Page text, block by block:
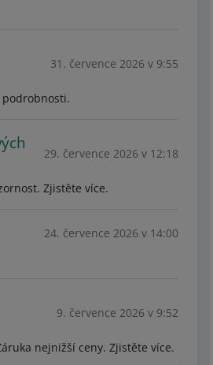
31. července 2026 v 9:55
29. července 2026 v 12:18
Zjistěte více.
24. července 2026 v 14:00
9. července 2026 v 9:52
nejnižší ceny. Zjistěte více.